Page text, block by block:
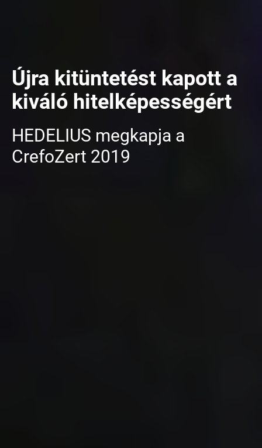
Újra kitüntetést kapott a
kiváló hitelképességért
HEDELIUS megkapja a
CrefoZert 2019